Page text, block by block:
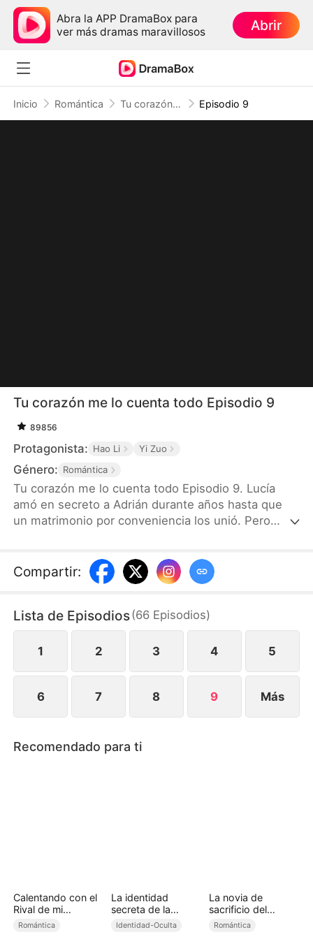
Abra la APP DramaBox para
ver más dramas maravillosos
Abrir
Inicio Romántica Tu corazón me lo cuenta todo Episodio 9
Tu corazón me lo cuenta todo Episodio 9
89856
Protagonista: Hao Li Yi Zuo
Género: Romántica
Tu corazón me lo cuenta todo Episodio 9. Lucía
amó en secreto a Adrián durante años hasta que
un matrimonio por conveniencia los unió. Pero
última noche juntos, Lucía empezó a oír los
pensamientos de su esposo y descubrió el amor
Compartir:
Lista de Episodios(66 Episodios)
1 2 3 4 5
6 7 8 9 Más
Recomendado para ti
Calentando con el
Rival de mi
Hermano
Romántica
La identidad
secreta de la
omega rechazada
Identidad-Oculta
La novia de
sacrificio del
príncipe alfa
Romántica